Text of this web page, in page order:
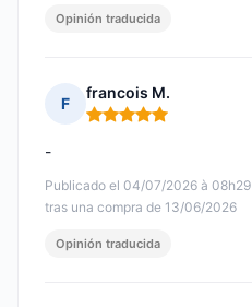
Opinión traducida
F
francois M.
Nota: 5 de 5
Publicado el 04/07/2026 à 08h29
tras una compra de 13/06/2026
-
Opinión traducida